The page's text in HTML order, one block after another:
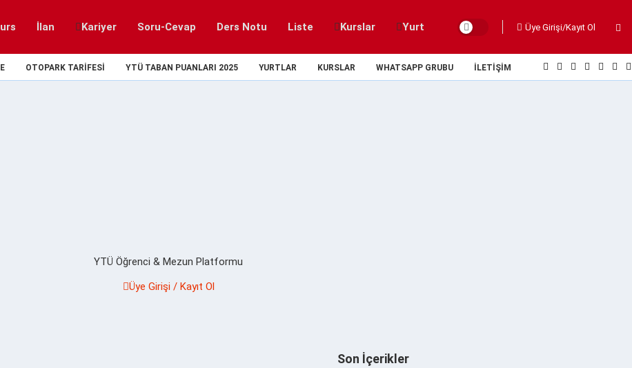
İlan Kariyer Soru-Cevap Ders Notu Liste Kurslar Yurt Üye Girişi/Kayıt Ol
OTOPARK TARIFESI YTÜ TABAN PUANLARI 2025 YURTLAR KURSLAR WHATSAPP GRUBU İLETIŞIM
YTÜ Öğrenci & Mezun Platformu
Üye Girişi / Kayıt Ol
Son İçerikler